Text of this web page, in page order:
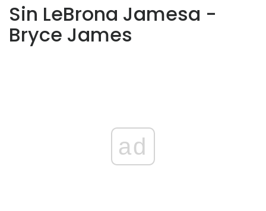
Sin LeBrona Jamesa -
Bryce James
ad